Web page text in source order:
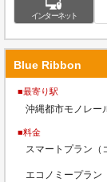
インターネット
Blue Ribbon
■最寄り駅
沖縄都市モノレー
■料金
スマートプラン（
エコノミープラン